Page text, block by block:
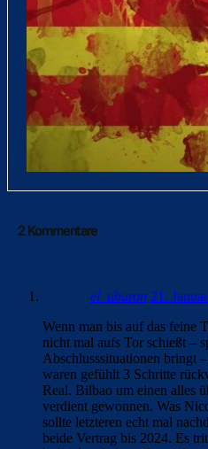
2 Kommentare
el_tiburon 21.
Wenn man bis auf das feine
nicht mal aufs Tor schießt –
Abschlusssituationen bringt
waren gefühlt 3 Schritte
Real. Bilbao um einen alles
verdient gewonnen. Was
sollte letzteren echt mal
beide Vertrag bis 2024. Es